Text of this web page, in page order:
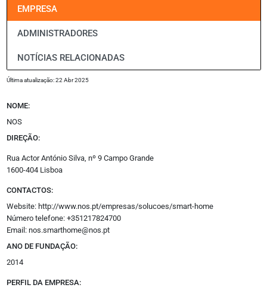
Empreendimentos
Espanha
Jurídico
Promoção Imobiliária
Opinião
Multimédia
Media Kit
Eventos
Academy
Siga-nos
Linkedin
EMPRESA
ADMINISTRADORES
NOTÍCIAS RELACIONADAS
Última atualização: 22 Abr 2025
NOME:
NOS
DIREÇÃO:
Rua Actor António Silva, nº 9 Campo Grande
1600-404 Lisboa
CONTACTOS:
Website: http://www.nos.pt/empresas/solucoes/smart-home
Número telefone: +351217824700
Email: nos.smarthome@nos.pt
ANO DE FUNDAÇÃO:
2014
PERFIL DA EMPRESA: